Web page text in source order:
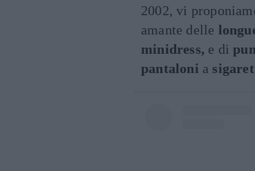
2002, vi
amante delle
minidress, e di
pantaloni a